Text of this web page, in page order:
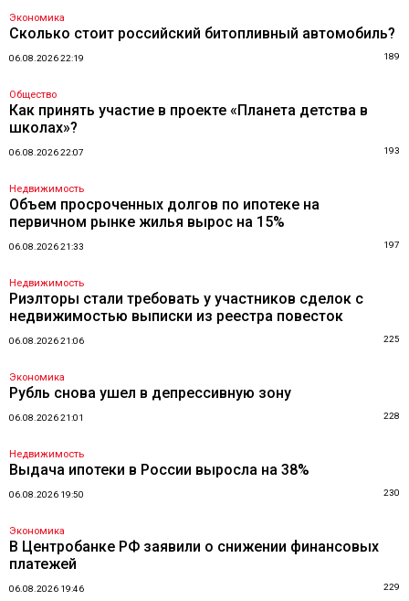
Экономика
Сколько стоит российский битопливный автомобиль?
06.08.2026 22:19 189
Общество
Как принять участие в проекте «Планета детства в
школах»?
06.08.2026 22:07 193
Недвижимость
Объем просроченных долгов по ипотеке на
первичном рынке жилья вырос на 15%
06.08.2026 21:33 197
Недвижимость
Риэлторы стали требовать у участников сделок с
недвижимостью выписки из реестра повесток
06.08.2026 21:06 225
Экономика
Рубль снова ушел в депрессивную зону
06.08.2026 21:01 228
Недвижимость
Выдача ипотеки в России выросла на 38%
06.08.2026 19:50 230
Экономика
В Центробанке РФ заявили о снижении финансовых
платежей
06.08.2026 19:46 229